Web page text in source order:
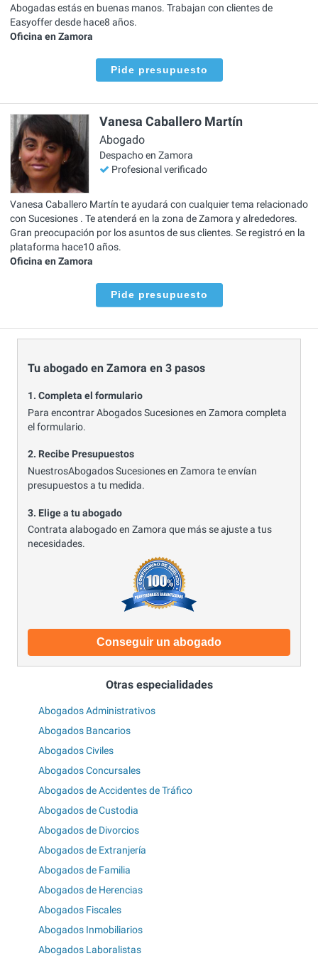
Abogadas estás en buenas manos. Trabajan con clientes de
Easyoffer desde hace8 años.
Oficina en Zamora
Pide presupuesto
Vanesa Caballero Martín
Abogado
Despacho en Zamora
Profesional verificado
Vanesa Caballero Martín te ayudará con cualquier tema relacionado
con Sucesiones . Te atenderá en la zona de Zamora y alrededores.
Gran preocupación por los asuntos de sus clientes. Se registró en la
plataforma hace10 años.
Oficina en Zamora
Pide presupuesto
Tu abogado en Zamora en 3 pasos
1. Completa el formulario
Para encontrar Abogados Sucesiones en Zamora completa
el formulario.
2. Recibe Presupuestos
NuestrosAbogados Sucesiones en Zamora te envían
presupuestos a tu medida.
3. Elige a tu abogado
Contrata alabogado en Zamora que más se ajuste a tus
necesidades.
Conseguir un abogado
Otras especialidades
Abogados Administrativos
Abogados Bancarios
Abogados Civiles
Abogados Concursales
Abogados de Accidentes de Tráfico
Abogados de Custodia
Abogados de Divorcios
Abogados de Extranjería
Abogados de Familia
Abogados de Herencias
Abogados Fiscales
Abogados Inmobiliarios
Abogados Laboralistas